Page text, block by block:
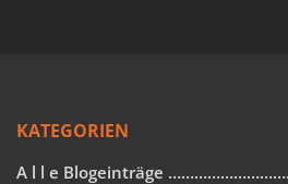
KATEGORIEN
A l l e Blogeinträge